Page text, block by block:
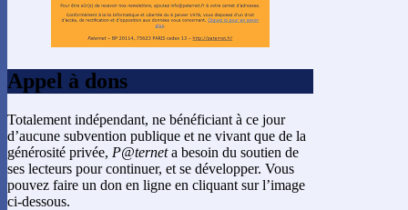
Appel à dons
Totalement indépendant, ne bénéficiant à ce jour
d’aucune subvention publique et ne vivant que de la
générosité privée, P@terneta besoin du soutien de
ses lecteurs pour continuer, et se développer. Vous
pouvez faire un don en ligne en cliquant sur l’image
ci-dessous.